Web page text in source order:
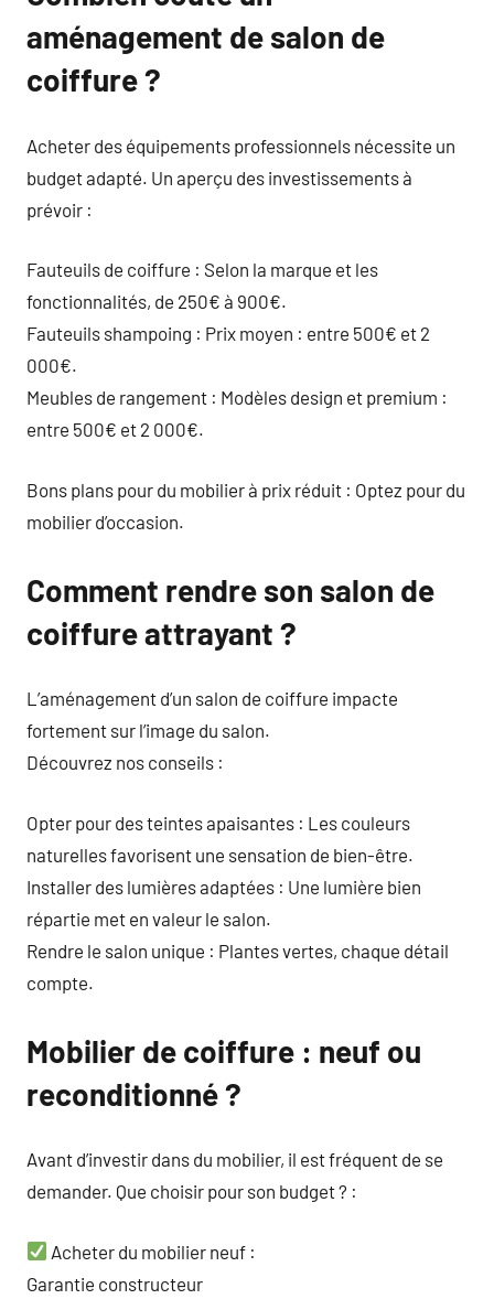
aménagement de salon de
coiffure ?
Acheter des équipements professionnels nécessite un
budget adapté. Un aperçu des investissements à
prévoir :
Fauteuils de coiffure : Selon la marque et les
fonctionnalités, de 250€ à 900€.
Fauteuils shampoing : Prix moyen : entre 500€ et 2
000€.
Meubles de rangement : Modèles design et premium :
entre 500€ et 2 000€.
Bons plans pour du mobilier à prix réduit : Optez pour du
mobilier d’occasion.
Comment rendre son salon de
coiffure attrayant ?
L’aménagement d’un salon de coiffure impacte
fortement sur l’image du salon.
Découvrez nos conseils :
Opter pour des teintes apaisantes : Les couleurs
naturelles favorisent une sensation de bien-être.
Installer des lumières adaptées : Une lumière bien
répartie met en valeur le salon.
Rendre le salon unique : Plantes vertes, chaque détail
compte.
Mobilier de coiffure : neuf ou
reconditionné ?
Avant d’investir dans du mobilier, il est fréquent de se
demander. Que choisir pour son budget ? :
Acheter du mobilier neuf :
Garantie constructeur